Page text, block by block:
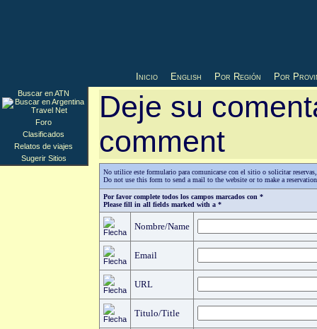
Inicio English Por Región Por
Deje su
comment
No utilice este formulario para comunicarse con el sitio o solicitar
Do not use this form to send a mail to the website or to make a
Por favor complete todos los campos marcados con *
Please fill in all fields marked with a *
Nombre/Name
Email
URL
Titulo/Title
Buscar en ATN
Foro
Clasificados
Relatos de viajes
Sugerir Sitios